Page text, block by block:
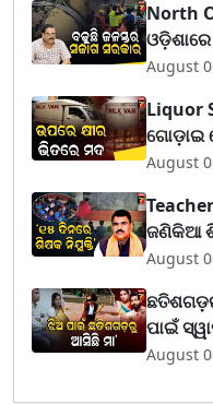
North
August
Liquor
ଗୋଡ଼ାଇ
August
ଜଣିକିଆ
August
ପାଇଁ
August